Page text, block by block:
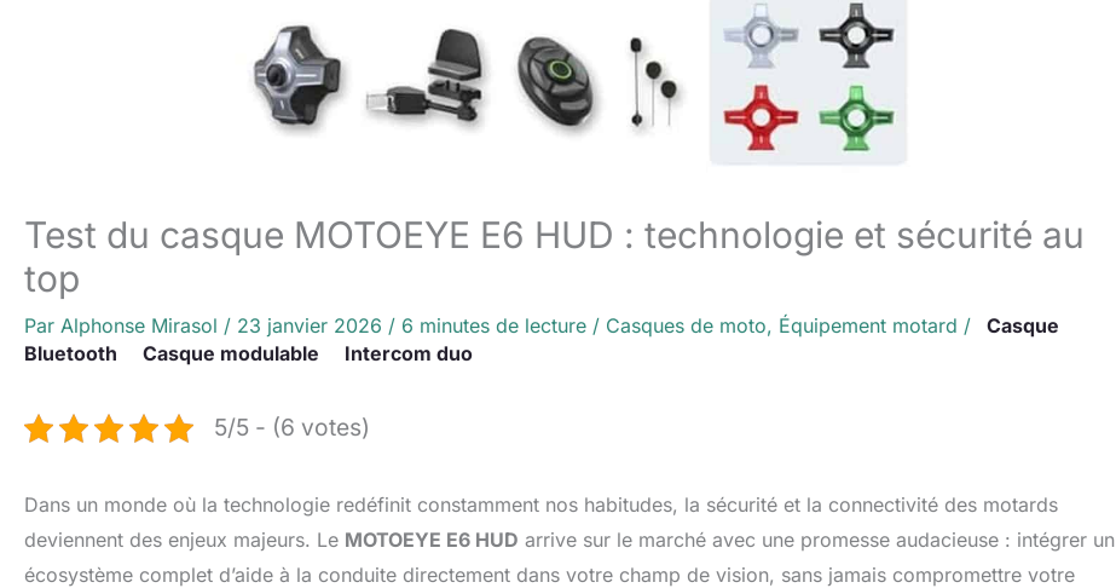
Test du casque MOTOEYE E6 HUD : technologie et sécurité au
top
Par Alphonse Mirasol / 23 janvier 2026 / 6 minutes de lecture / Casques de moto, Équipement motard /
Casque
Bluetooth
Casque modulable Intercom duo
5/5 - (6 votes)
Dans un monde où la technologie redéfinit constamment nos habitudes, la sécurité et la connectivité des motards
deviennent des enjeux majeurs. Le MOTOEYE E6 HUD arrive sur le marché avec une promesse audacieuse : intégrer un
écosystème complet d’aide à la conduite directement dans votre champ de vision, sans jamais compromettre votre